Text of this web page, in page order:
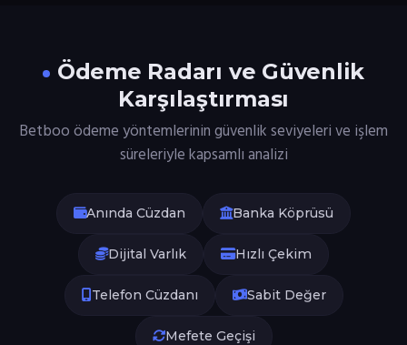
Ödeme Radarı ve Güvenlik
Karşılaştırması
Betboo ödeme yöntemlerinin güvenlik seviyeleri ve işlem
süreleriyle kapsamlı analizi
Anında Cüzdan Banka Köprüsü
Dijital Varlık Hızlı Çekim
Telefon Cüzdanı Sabit Değer
Mefete Geçişi